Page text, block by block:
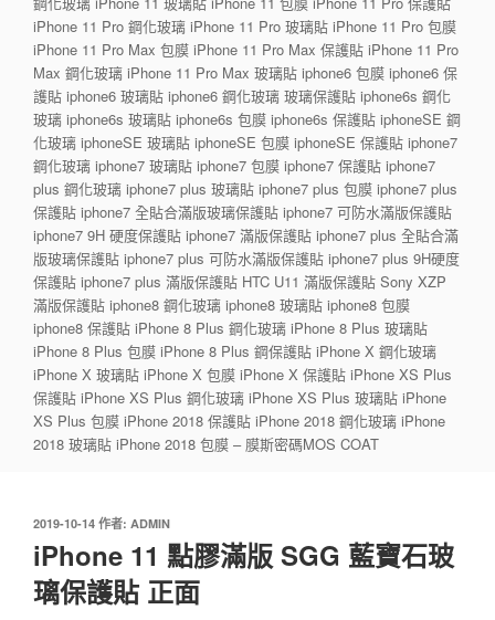
iPhone 11 Pro 鋼化玻璃 iPhone 11 Pro 玻璃貼 iPhone 11 Pro 包膜
iPhone 11 Pro Max 包膜 iPhone 11 Pro Max 保護貼 iPhone 11 Pro
Max 鋼化玻璃 iPhone 11 Pro Max 玻璃貼 iphone6 包膜 iphone6 保
護貼 iphone6 玻璃貼 iphone6 鋼化玻璃 玻璃保護貼 iphone6s 鋼化
玻璃 iphone6s 玻璃貼 iphone6s 包膜 iphone6s 保護貼 iphoneSE 鋼
化玻璃 iphoneSE 玻璃貼 iphoneSE 包膜 iphoneSE 保護貼 iphone7
鋼化玻璃 iphone7 玻璃貼 iphone7 包膜 iphone7 保護貼 iphone7
plus 鋼化玻璃 iphone7 plus 玻璃貼 iphone7 plus 包膜 iphone7 plus
保護貼 iphone7 全貼合滿版玻璃保護貼 iphone7 可防水滿版保護貼
iphone7 9H 硬度保護貼 iphone7 滿版保護貼 iphone7 plus 全貼合滿
版玻璃保護貼 iphone7 plus 可防水滿版保護貼 iphone7 plus 9H硬度
保護貼 iphone7 plus 滿版保護貼 HTC U11 滿版保護貼 Sony XZP
滿版保護貼 iphone8 鋼化玻璃 iphone8 玻璃貼 iphone8 包膜
iphone8 保護貼 iPhone 8 Plus 鋼化玻璃 iPhone 8 Plus 玻璃貼
iPhone 8 Plus 包膜 iPhone 8 Plus 鋼保護貼 iPhone X 鋼化玻璃
iPhone X 玻璃貼 iPhone X 包膜 iPhone X 保護貼 iPhone XS Plus
保護貼 iPhone XS Plus 鋼化玻璃 iPhone XS Plus 玻璃貼 iPhone
XS Plus 包膜 iPhone 2018 保護貼 iPhone 2018 鋼化玻璃 iPhone
2018 玻璃貼 iPhone 2018 包膜 – 膜斯密碼MOS COAT
發
2019-10-14 作者: ADMIN
iPhone 11 點膠滿版 SGG 藍寶石玻
璃保護貼 正面